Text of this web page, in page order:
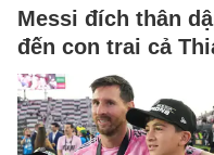
Messi đích thân
đến con trai cả